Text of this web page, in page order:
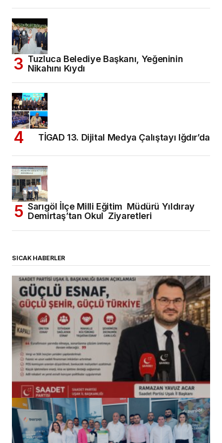
Tuzluca Belediye Başkanı, Yeğeninin
Nikahını Kıydı
TİGAD 13. Dijital Medya Çalıştayı Iğdır’da
Sarıgöl İlçe Milli Eğitim Müdürü Yıldıray
Demirtaş’tan Okul Ziyaretleri
SICAK HABERLER
(başlıksız)
Alaattin Karahan tarafından 14/07/2026